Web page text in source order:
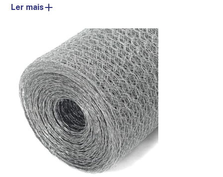
Ler mais